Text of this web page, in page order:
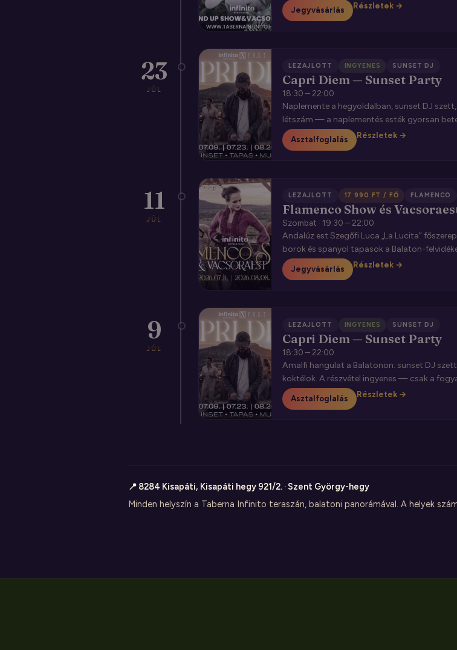
Jegyvásárlás Részletek →
23
JÚL
LEZAJLOTT INGYENES SUNSET DJ
Capri Diem — Sunset Party
18:30 – 22:00
Naplemente a hegyoldalban, sunset DJ
létszám — a naplementés esték gyorsan
Asztalfoglalás Részletek →
11
JÚL
LEZAJLOTT 17 990 FT / FŐ FLAMENCO
Flamenco Show és
Szombat · 19:30 – 22:00
Andalúz est Szegőfi Luca „La Lucita”
borok és spanyol tapasok a Balaton-
Jegyvásárlás Részletek →
9
JÚL
LEZAJLOTT INGYENES SUNSET DJ
Capri Diem — Sunset Party
18:30 – 22:00
Amalfi hangulat a Balatonon: sunset DJ
koktélok. A részvétel ingyenes — csak a
Asztalfoglalás Részletek →
📍 8284 Kisapáti, Kisapáti hegy 921/2. · Szent György-hegy
Minden helyszín a Taberna Infinito teraszán, balatoni panorámával. A helyek